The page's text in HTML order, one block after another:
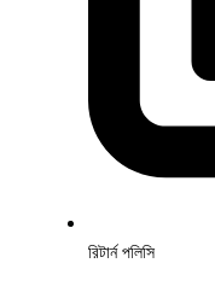
রিটার্ন পলিসি